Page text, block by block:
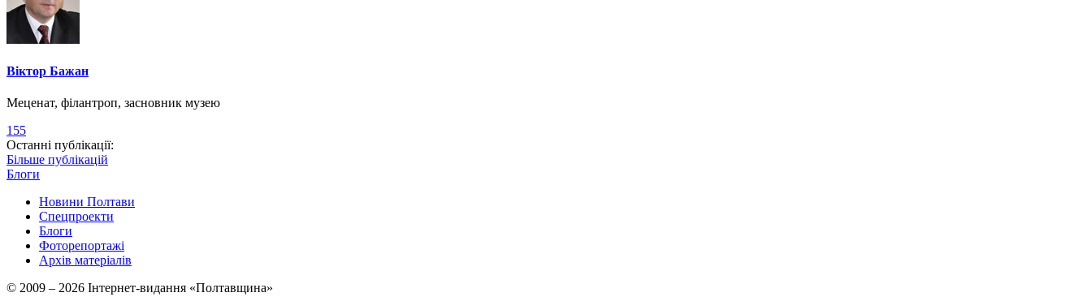
Віктор Бажан
Меценат, філантроп, засновник музею
155
Останні публікації:
Більше публікацій
Блоги
Новини Полтави
Спецпроекти
Блоги
Фоторепортажі
Архів матеріалів
© 2009 – 2026 Інтернет-видання «Полтавщина»